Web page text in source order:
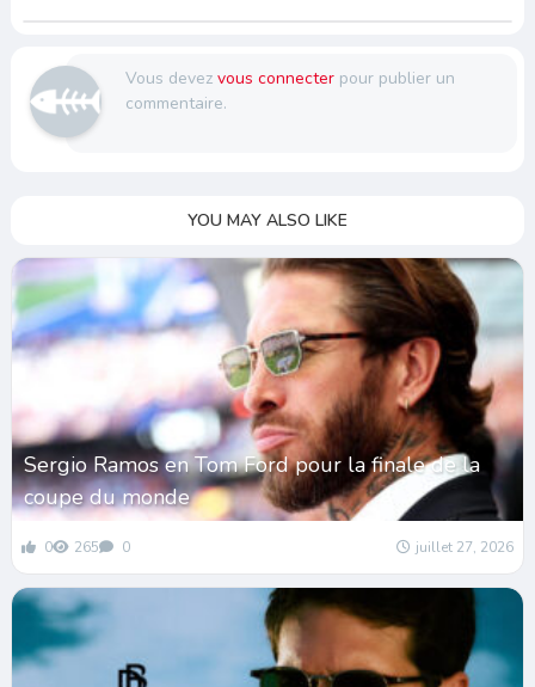
Vous devez vous connecterpour publier un
commentaire.
YOU MAY ALSO LIKE
Sergio Ramos en Tom Ford pour la finale de la
coupe du monde
0 265 0 juillet 27, 2026